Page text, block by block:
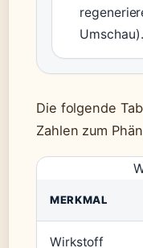
Umschau).
Die folgende
Zahlen zum
MERKMAL
Wirkstoff